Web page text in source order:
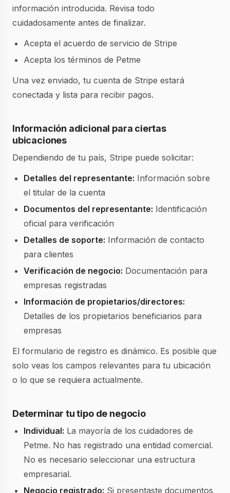
información introducida. Revisa todo
cuidadosamente antes de finalizar.
Acepta el acuerdo de servicio de Stripe
Acepta los términos de Petme
Una vez enviado, tu cuenta de Stripe estará
conectada y lista para recibir pagos.
Información adicional para ciertas
ubicaciones
Dependiendo de tu país, Stripe puede solicitar:
Detalles del representante: Información sobre
el titular de la cuenta
Documentos del representante: Identificación
oficial para verificación
Detalles de soporte: Información de contacto
para clientes
Verificación de negocio: Documentación para
empresas registradas
Información de propietarios/directores:
Detalles de los propietarios beneficiarios para
empresas
El formulario de registro es dinámico. Es posible que
solo veas los campos relevantes para tu ubicación
o lo que se requiera actualmente.
Determinar tu tipo de negocio
Individual: La mayoría de los cuidadores de
Petme. No has registrado una entidad comercial.
No es necesario seleccionar una estructura
empresarial.
Negocio registrado: Si presentaste documentos